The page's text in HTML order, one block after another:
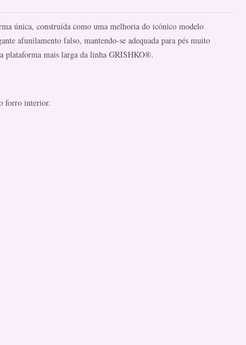
única, construída como uma melhoria do icónico modelo
afunilamento falso, mantendo-se adequada para pés muito
plataforma mais larga da linha GRISHKO®.
forro interior.